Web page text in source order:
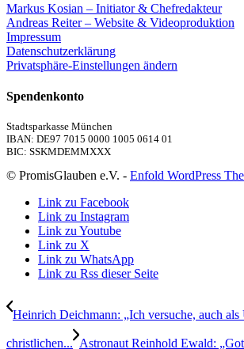
Markus Kosian – Initiator & Chefredakteur
Andreas Reiter – Website & Videoproduktion
Impressum
Datenschutzerklärung
Privatsphäre-Einstellungen ändern
Spendenkonto
Stadtsparkasse München
IBAN: DE97 7015 0000 1005 0614 01
BIC: SSKMDEMMXXX
© PromisGlauben e.V. - Enfold WordPress
Link zu Facebook
Link zu Instagram
Link zu Youtube
Link zu X
Link zu WhatsApp
Link zu Rss dieser Seite
Heinrich Deichmann: „Ich versuche, auch als
christlichen... Astronaut Reinhold Ewald: